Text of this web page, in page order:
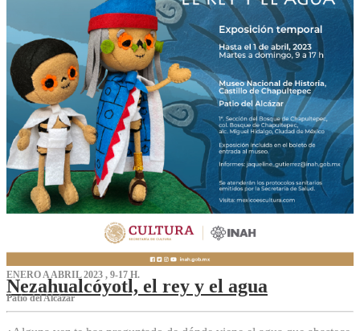
ENERO A ABRIL 2023 , 9-17 H.
Nezahualcóyotl, el rey y el agua
Patio del Alcázar